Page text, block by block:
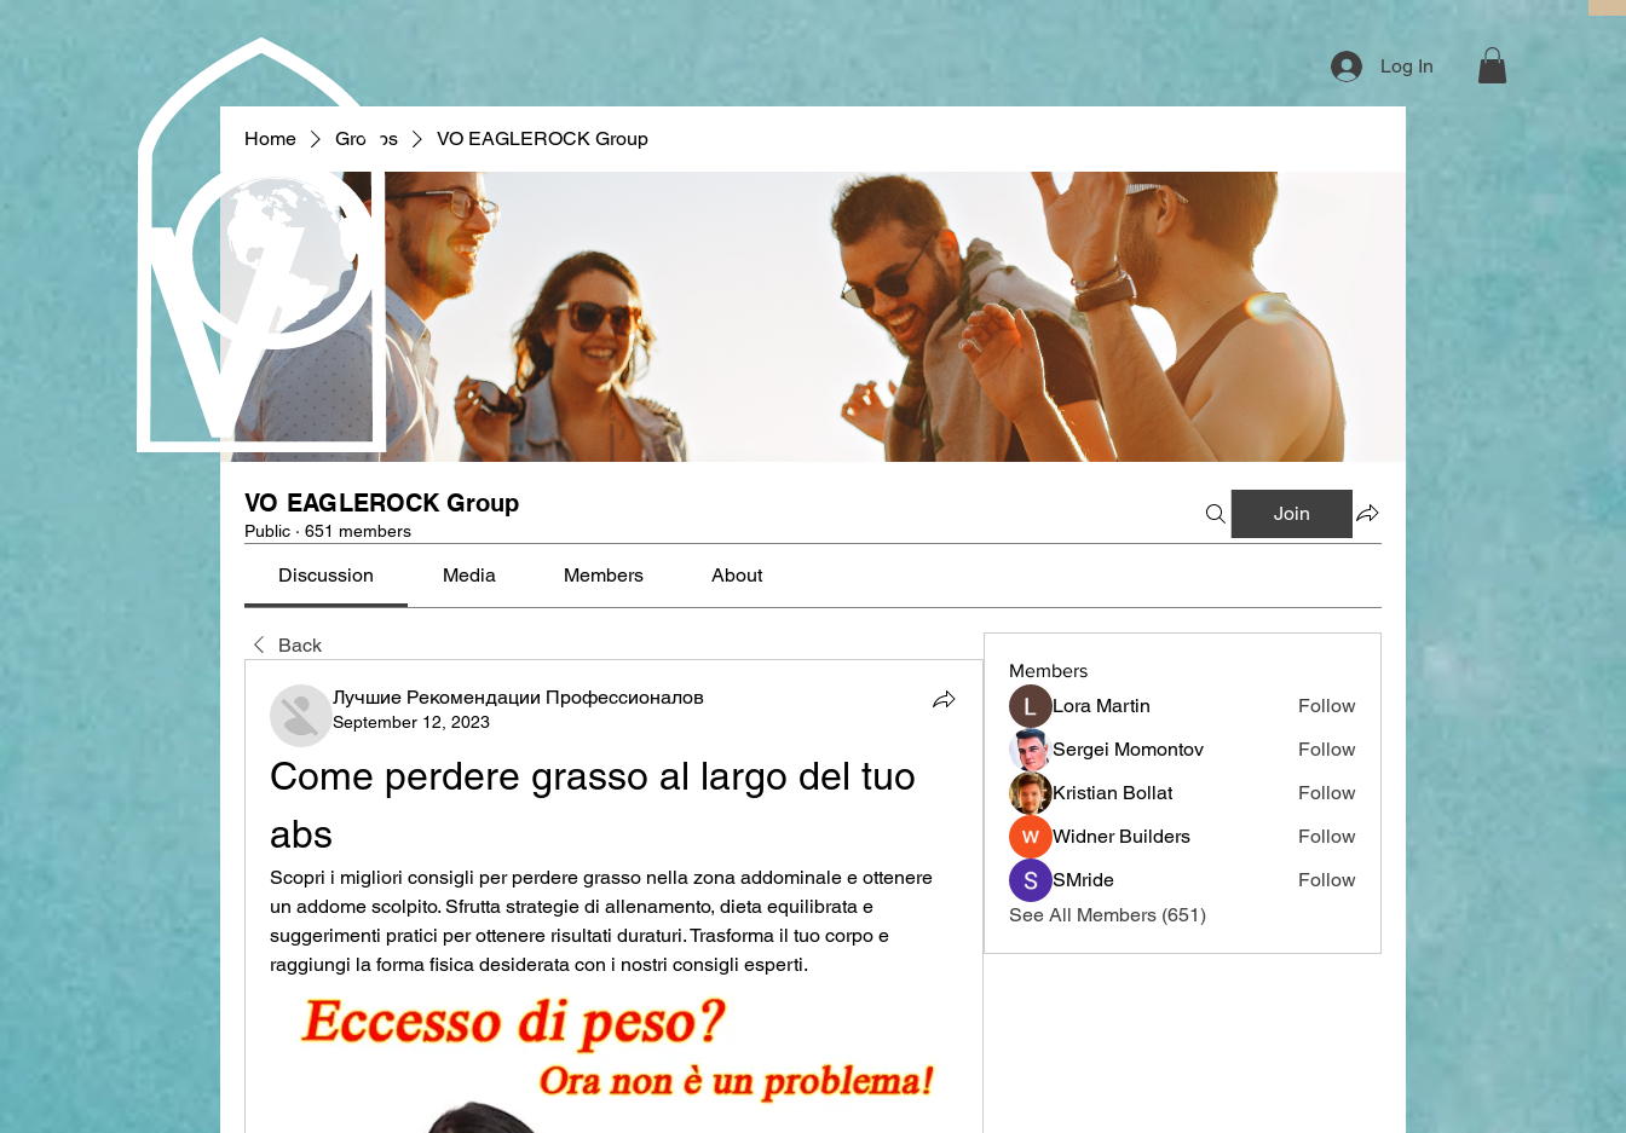
Log In
Home Groups VO EAGLEROCK Group
VO EAGLEROCK Group
Public · 651 members
Join
Discussion Media Members About
Back
Лучшие Рекомендации Профессионалов
September 12, 2023
Come perdere grasso al largo del tuo
abs
Scopri i migliori consigli per perdere grasso nella zona addominale e ottenere
un addome scolpito. Sfrutta strategie di allenamento, dieta equilibrata e
suggerimenti pratici per ottenere risultati duraturi. Trasforma il tuo corpo e
raggiungi la forma fisica desiderata con i nostri consigli esperti.
Members
Lora Martin
Follow
Sergei Momontov
Follow
Kristian Bollat
Follow
Widner Builders
Follow
SMride
Follow
See All Members (651)